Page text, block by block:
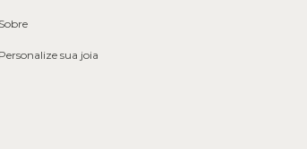
Sobre
Personalize sua joia